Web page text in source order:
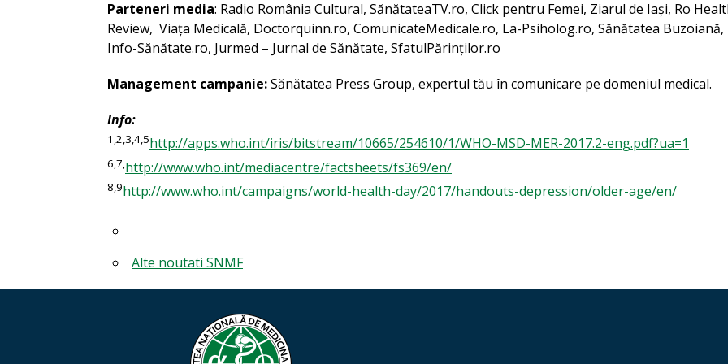
Parteneri media: Radio România Cultural, SănătateaTV.ro, Click pentru Femei, Ziarul de Iași, Ro
Review, Viața Medicală, Doctorquinn.ro, ComunicateMedicale.ro, La-Psiholog.ro, Sănătatea Buzoiană,
Info-Sănătate.ro, Jurmed – Jurnal de Sănătate, SfatulPărinților.ro
Management campanie:Sănătatea Press Group, expertul tău în comunicare pe domeniul medical.
Info:
1,2,3,4,5http://apps.who.int/iris/bitstream/10665/254610/1/WHO-MSD-MER-2017.2-eng.pdf?ua=1
6,7,http://www.who.int/mediacentre/factsheets/fs369/en/
8,9http://www.who.int/campaigns/world-health-day/2017/handouts-depression/older-age/en/
Alte noutati SNMF